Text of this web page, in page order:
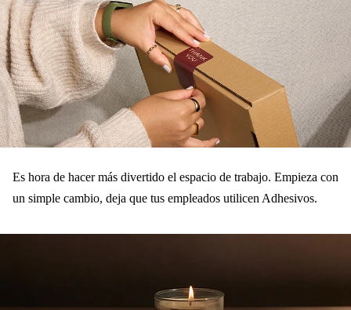
Es hora de hacer más divertido el espacio de trabajo. Empieza con
un simple cambio, deja que tus empleados utilicen Adhesivos.